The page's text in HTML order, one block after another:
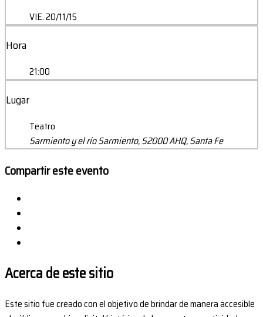
VIE. 20/11/15
Hora
21:00
Lugar
Teatro
Sarmiento y el río Sarmiento, S2000 AHQ, Santa Fe
Compartir este evento
Acerca de este sitio
Este sitio fue creado con el objetivo de brindar de manera accesible